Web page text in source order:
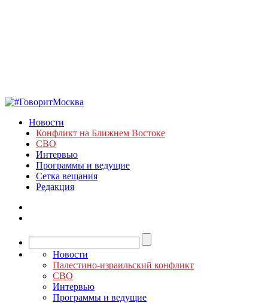
Новости
Конфликт на Ближнем Востоке
СВО
Интервью
Программы и ведущие
Сетка вещания
Редакция
Новости
Палестино-израильский конфликт
СВО
Интервью
Программы и ведущие